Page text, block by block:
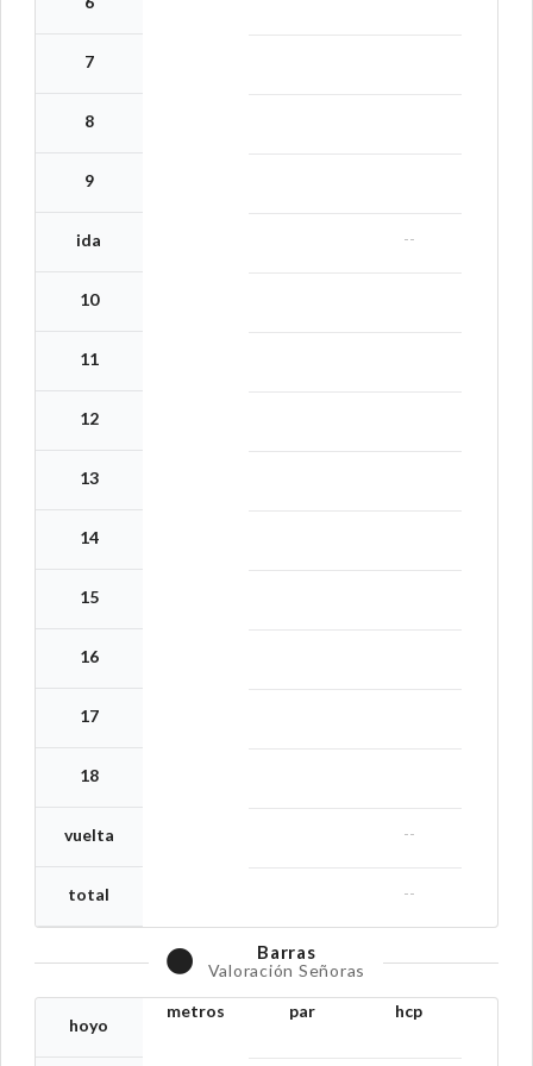
7
8
9
ida
10
11
12
13
14
15
16
17
18
vuelta
total
--
--
--
Barras
Valoración Señoras
hoyo
metros par hcp